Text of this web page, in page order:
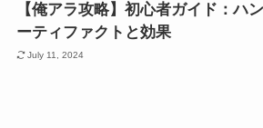
【俺アラ攻略】初心者ガイド：ハ
ーティファクトと効果
July 11, 2024